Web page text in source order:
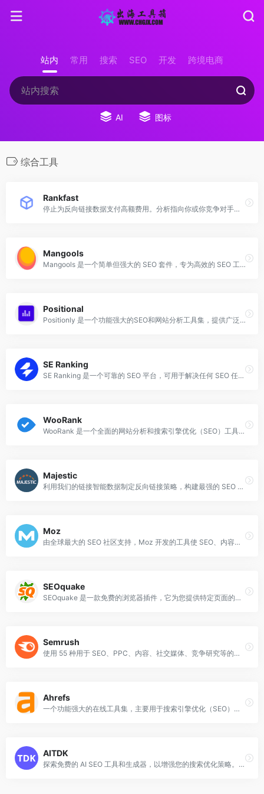
站内 常用 搜索 SEO 开发 跨境电商
AI 图标
综合工具
Rankfast
停止为反向链接数据支付高额费用。分析指向你或你竞争对手网站的所有反向链接，并建立强大的反向链接档案。
Mangools
Mangools 是一个简单但强大的 SEO 套件，专为高效的 SEO 工作流程而设计。深受初学者喜爱，被专业人士信赖。免费提升你的 SEO！
Positional
Positionly 是一个功能强大的SEO和网站分析工具集，提供广泛的关键词排名追踪、SEO优化、内容优化、竞争分析和反向链接分析等功能。
SE Ranking
SE Ranking 是一个可靠的 SEO 平台，可用于解决任何 SEO 任务。准确的数据、直观的仪表板和轻松的报告，价格实惠。
WooRank
WooRank 是一个全面的网站分析和搜索引擎优化（SEO）工具，旨在帮助用户提升网站的在线表现。
Majestic
利用我们的链接智能数据制定反向链接策略，构建最强的 SEO 反向链接活动，以推动自然流量并提升您的排名。
Moz
由全球最大的 SEO 社区支持，Moz 开发的工具使 SEO、内容营销、市场研究、数字公关和本地 SEO 变得轻松。今天就开始您的 30 天免费试用吧！
SEOquake
SEOquake 是一款免费的浏览器插件，它为您提供特定页面的关键 SEO 指标，以及其他有用的工具，如 SEO 审计等。
Semrush
使用 55 种用于 SEO、PPC、内容、社交媒体、竞争研究等的工具，让您的业务在网上可见。
Ahrefs
一个功能强大的在线工具集，主要用于搜索引擎优化（SEO）和内容营销。
AITDK
探索免费的 AI SEO 工具和生成器，以增强您的搜索优化策略。借助 AI 技术提升您网站的可见性和排名。